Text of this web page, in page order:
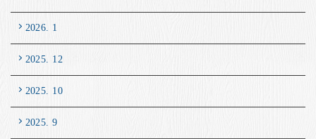
2026. 1
2025. 12
2025. 10
2025. 9